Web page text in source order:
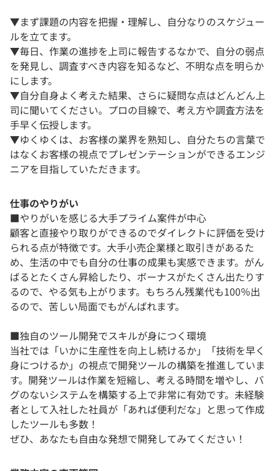
▼まず課題の内容を把握・理解し、自分なりのスケジュー
ルを立てます。
▼毎日、作業の進捗を上司に報告するなかで、自分の弱点
を発見し、調査すべき内容を知るなど、不明な点を明らか
にします。
▼自分自身よく考えた結果、さらに疑問な点はどんどん上
司に聞いてください。プロの目線で、考え方や調査方法を
手早く伝授します。
▼ゆくゆくは、お客様の業界を熟知し、自分たちの言葉で
はなくお客様の視点でプレゼンテーションができるエンジ
ニアを目指していただきます。
仕事のやりがい
■やりがいを感じる大手プライム案件が中心
顧客と直接やり取りができるのでダイレクトに評価を受け
られる点が特徴です。大手小売企業様と取引きがあるた
め、生活の中でも自分の仕事の成果も実感できます。がん
ばるとたくさん昇給したり、ボーナスがたくさん出たりす
るので、やる気も上がります。もちろん残業代も100％出
るので、苦しい局面でもがんばれます。
■独自のツール開発でスキルが身につく環境
当社では「いかに生産性を向上し続けるか」「技術を早く
身につけるか」の視点で開発ツールの構築を推進していま
す。開発ツールは作業を短縮し、考える時間を増やし、バ
グのないシステムを構築する上で非常に有効です。未経験
者として入社した社員が「あれば便利だな」と思って作成
したツールも多数！
ぜひ、あなたも自由な発想で開発してみてください！